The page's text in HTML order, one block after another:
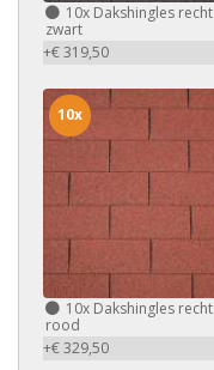
10x Dakshingles recht
zwart
+€ 319,50
10x Dakshingles recht
rood
+€ 329,50
10x